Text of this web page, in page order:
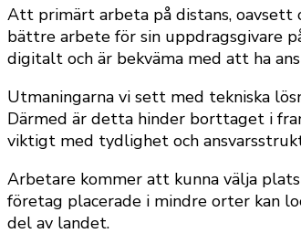
Att primärt arbeta på distans,
bättre arbete för sin uppdragsgivare
digitalt och är bekväma med att ha
Utmaningarna vi sett med tekniska
Därmed är detta hinder borttaget i
viktigt med tydlighet och
Arbetare kommer att kunna välja
företag placerade i mindre orter kan
del av landet.